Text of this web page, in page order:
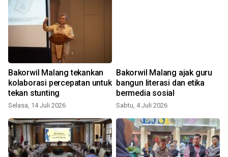
Bakorwil Malang tekankan
kolaborasi percepatan untuk
tekan stunting
Selasa, 14 Juli 2026
Bakorwil Malang ajak guru
bangun literasi dan etika
bermedia sosial
Sabtu, 4 Juli 2026